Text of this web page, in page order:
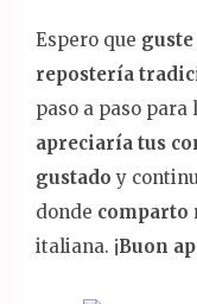
Espero que
repostería
paso a paso para
apreciaría tus
gustado y
donde comparto
italiana. ¡Buon